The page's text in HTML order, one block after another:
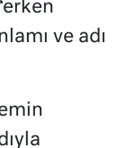
ve adı